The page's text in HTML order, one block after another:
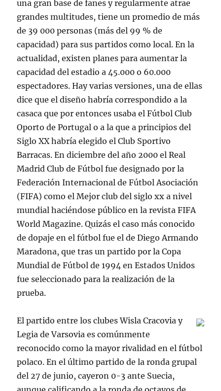
una gran base de fanes y regularmente atrae
grandes multitudes, tiene un promedio de más
de 39 000 personas (más del 99 % de
capacidad) para sus partidos como local. En la
actualidad, existen planes para aumentar la
capacidad del estadio a 45.000 o 60.000
espectadores. Hay varias versiones, una de ellas
dice que el diseño habría correspondido a la
casaca que por entonces usaba el Fútbol Club
Oporto de Portugal o a la que a principios del
Siglo XX habría elegido el Club Sportivo
Barracas. En diciembre del año 2000 el Real
Madrid Club de Fútbol fue designado por la
Federación Internacional de Fútbol Asociación
(FIFA) como el Mejor club del siglo xx a nivel
mundial haciéndose público en la revista FIFA
World Magazine. Quizás el caso más conocido
de dopaje en el fútbol fue el de Diego Armando
Maradona, que tras un partido por la Copa
Mundial de Fútbol de 1994 en Estados Unidos
fue seleccionado para la realización de la
prueba.
El partido entre los clubes Wisla Cracovia y
Legia de Varsovia es comúnmente
reconocido como la mayor rivalidad en el fútbol
polaco. En el último partido de la ronda grupal
del 27 de junio, cayeron 0-3 ante Suecia,